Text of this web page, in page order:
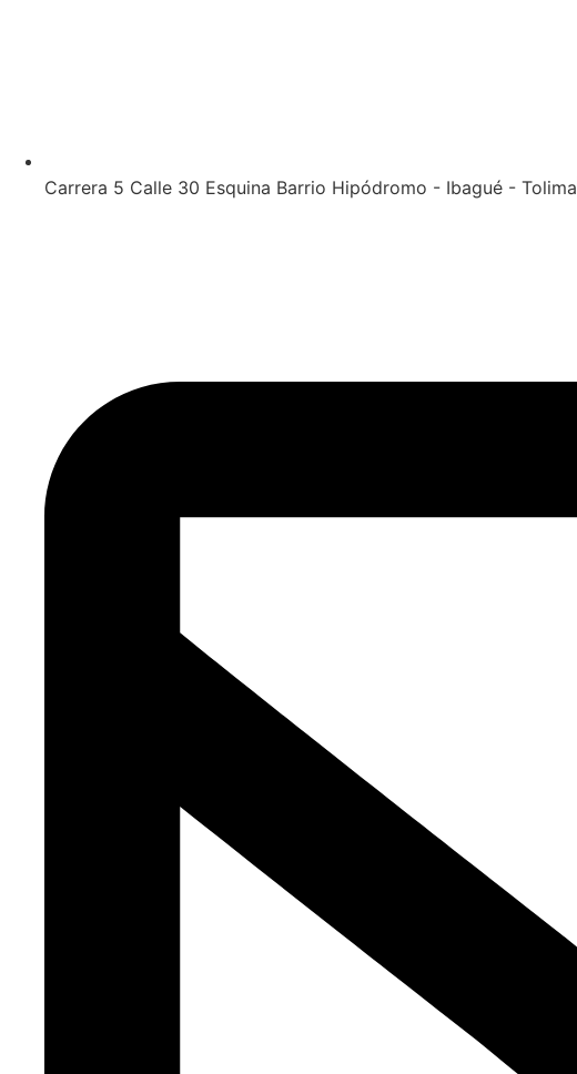
Carrera 5 Calle 30 Esquina Barrio Hipódromo - Ibagué - Tolima